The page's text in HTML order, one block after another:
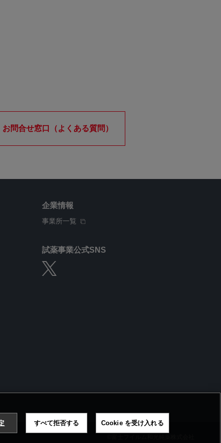
お問合せ窓口（よくある質問）
企業情報
事業所一覧
試薬事業公式SNS
すべて拒否する Cookie を受け入れる